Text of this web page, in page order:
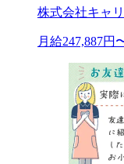
株式会社キャ
月給247,887円